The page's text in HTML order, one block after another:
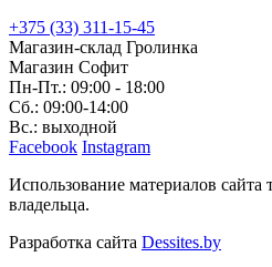
+375 (33) 311-15-45
Магазин-склад Гролинка
Магазин Софит
Пн-Пт.: 09:00 - 18:00
Сб.: 09:00-14:00
Вс.: выходной
Facebook Instagram
Использование материалов сайта
владельца.
Разработка сайта Dessites.by